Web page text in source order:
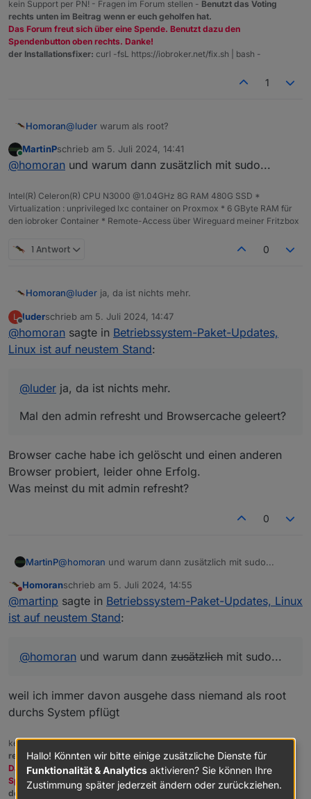
sudo apt full-upgrade
nach reboot
root@cloneV01:~# sudo apt update
Hit:1 http://security.debian.org bookworm-
Hit:2 http://deb.debian.org/
Hit:3 http://deb.debian.org/debian
Reading package
All packages are up to date.
Reading package lists... Done
Building dependency tree... Done
Calculating upgrade... Done
MOD-EDIT: Code in code-tags gesetzt!
kein Support per PN! - Fragen im Forum stellen - Benutzt das Voting
rechts unten im Beitrag wenn er euch geholfen hat.
Das Forum freut sich über eine Spende. Benutzt dazu den
Spendenbutton oben rechts. Danke!
der Installationsfixer: curl -fsL https://iobroker.net/fix.sh | bash -
1
Homoran@luder warum als root?
Online
MartinPschrieb am 5. Juli 2024, 14:41
zuletzt editiert von
@homoran und warum dann zusätzlich mit sudo...
Intel(R) Celeron(R) CPU N3000 @1.04GHz 8G RAM 480G SSD *
Virtualization : unprivileged lxc container on Proxmox * 6 GByte RAM für
den iobroker Container * Remote-Access über Wireguard meiner Fritzbox
1 Antwort 0
Homoran@luder ja, da ist nichts mehr.
Mal den admin refresht und Browsercache geleert?
L
Offline
luderschrieb am 5. Juli 2024, 14:47
zuletzt editiert von
@homoran sagte in Betriebssystem-Paket-Updates,
Linux ist auf neustem Stand:
@luder ja, da ist nichts mehr.
Mal den admin refresht und Browsercache geleert?
Browser cache habe ich gelöscht und einen anderen
Browser probiert, leider ohne Erfolg.
Was meinst du mit admin refresht?
0
MartinP@homoran und warum dann zusätzlich mit sudo...
Nicht stören
Homoranschrieb am 5. Juli 2024, 14:55
zuletzt editiert von
@martinp sagte in Betriebssystem-Paket-Updates, Linux
ist auf neustem Stand:
@homoran und warum dann zusätzlich mit sudo...
weil ich immer davon ausgehe dass niemand als root
durchs System pflügt
kein Support per PN! - Fragen im Forum stellen -Benutzt das Voting
rechts unten im Beitrag wenn er euch geholfen hat.
Das Forum freut sich über eine Spende. Benutzt dazu den
Spendenbutton oben rechts. Danke!
der Installationsfixer:
curl -fsL https://iobroker.net/fix.sh | bash -
Hallo! Könnten wir bitte einige zusätzliche Dienste für
Funktionalität & Analytics aktivieren? Sie können Ihre
Zustimmung später jederzeit ändern oder zurückziehen.